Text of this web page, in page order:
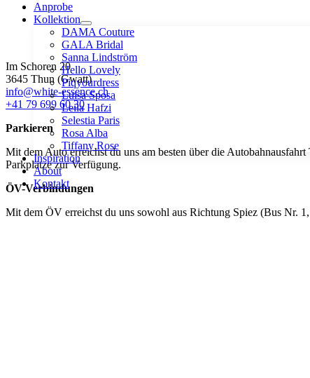
Anprobe
Kollektion
DAMA Couture
GALA Bridal
Sanna Lindström
Hello Lovely
Piqyourdress
Luisa Sposa
Leila Hafzi
Selestia Paris
Rosa Alba
Tiffany Rose
Inspiration
About
Kontakt
Termin buchen
Im Schoren 20
3645 Thun (Gwatt)
info@white-essence.ch
+41 79 699 60 30
Parkieren
Mit dem Auto erreichst du uns am besten über die
Parkplätze zur Verfügung.
ÖV-Verbindungen
Mit dem ÖV erreichst du uns sowohl aus Richtung Spiez (Bus Nr.